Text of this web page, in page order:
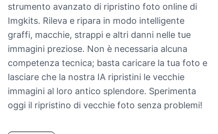
strumento avanzato di ripristino foto online di
Imgkits. Rileva e ripara in modo intelligente
graffi, macchie, strappi e altri danni nelle tue
immagini preziose. Non è necessaria alcuna
competenza tecnica; basta caricare la tua foto e
lasciare che la nostra IA ripristini le vecchie
immagini al loro antico splendore. Sperimenta
oggi il ripristino di vecchie foto senza problemi!